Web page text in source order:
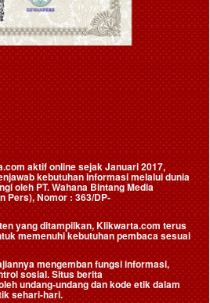
aktif online sejak Januari 2017,
kebutuhan informasi melalui dunia
oleh PT. Wahana Bintang Media
Pers), Nomor : 363/DP-
yang ditampilkan, Klikwarta.com terus
memenuhi kebutuhan pembaca sesuai
mengemban fungsi informasi,
sosial. Situs berita
undang-undang dan kode etik dalam
sehari-hari.